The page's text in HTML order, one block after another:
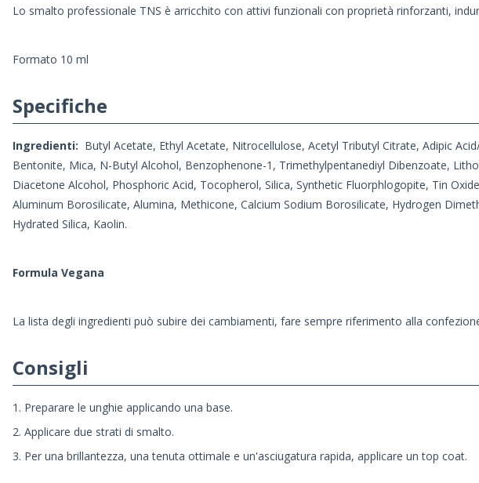
Lo smalto professionale TNS è arricchito con attivi funzionali con proprietà rinforzanti,
Formato 10 ml
Specifiche
Ingredienti: Butyl Acetate, Ethyl Acetate, Nitrocellulose, Acetyl Tributyl Citrate, Adipic
Bentonite, Mica, N-Butyl Alcohol, Benzophenone-1, Trimethylpentanediyl Dibenzoate,
Diacetone Alcohol, Phosphoric Acid, Tocopherol, Silica, Synthetic Fluorphlogopite, Tin
Aluminum Borosilicate, Alumina, Methicone, Calcium Sodium Borosilicate, Hydrogen
Hydrated Silica, Kaolin.
Formula Vegana
La lista degli ingredienti può subire dei cambiamenti, fare sempre riferimento alla
Consigli
1. Preparare le unghie applicando una base.
2. Applicare due strati di smalto.
3. Per una brillantezza, una tenuta ottimale e un'asciugatura rapida, applicare un top coat.